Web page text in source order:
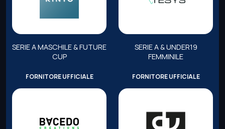
SERIE A MASCHILE & FUTURE
CUP
SERIE A & UNDER19
FEMMINILE
FORNITORE UFFICIALE FORNITORE UFFICIALE